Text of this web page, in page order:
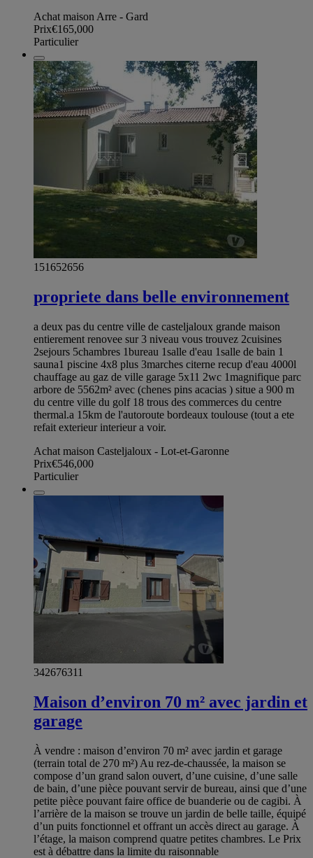
Achat maison Arre - Gard
Prix€165,000
Particulier
151652656
propriete dans belle environnement
a deux pas du centre ville de casteljaloux grande maison
entierement renovee sur 3 niveau vous trouvez 2cuisines
2sejours 5chambres 1bureau 1salle d'eau 1salle de bain 1
sauna1 piscine 4x8 plus 3marches citerne recup d'eau 4000l
chauffage au gaz de ville garage 5x11 2wc 1magnifique parc
arbore de 5562m² avec (chenes pins acacias ) situe a 900 m
du centre ville du golf 18 trous des commerces du centre
thermal.a 15km de l'autoroute bordeaux toulouse (tout a ete
refait exterieur interieur a voir.
Achat maison Casteljaloux - Lot-et-Garonne
Prix€546,000
Particulier
342676311
Maison d’environ 70 m² avec jardin et
garage
À vendre : maison d’environ 70 m² avec jardin et garage
(terrain total de 270 m²) Au rez-de-chaussée, la maison se
compose d’un grand salon ouvert, d’une cuisine, d’une salle
de bain, d’une pièce pouvant servir de bureau, ainsi que d’une
petite pièce pouvant faire office de buanderie ou de cagibi. À
l’arrière de la maison se trouve un jardin de belle taille, équipé
d’un puits fonctionnel et offrant un accès direct au garage. À
l’étage, la maison comprend quatre petites chambres. Le Prix
est à débattre dans la limite du raisonnable